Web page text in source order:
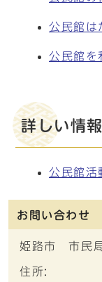
公民館は
公民館を
詳しい情
公民館活
お問い合わせ
姫路市 市民
住所: